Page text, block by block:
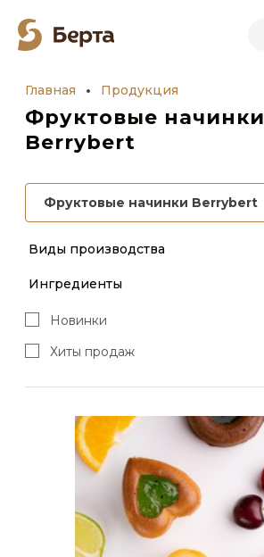
Главная Продукция
Фруктовые начинки
Berrybert
Фруктовые начинки Berrybert
Новинки
Хиты продаж